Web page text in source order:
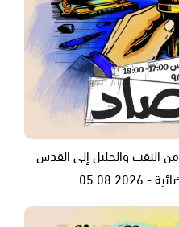
النقب والجليل إلى القدس